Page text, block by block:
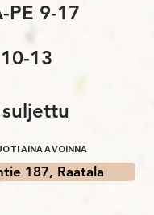
PE 9-17
13
suljettu
AINA AVOINNA
187, Raatala